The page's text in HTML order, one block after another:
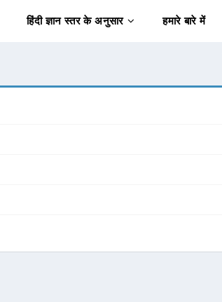
हिंदी ज्ञान स्तर के अनुसार हमारे बारे में